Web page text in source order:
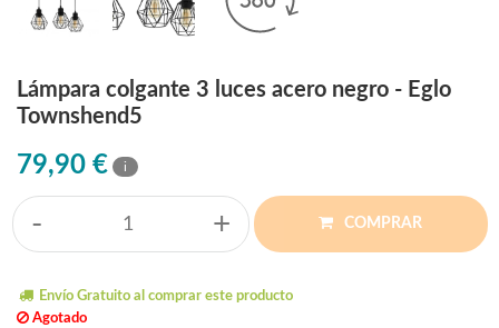
Lámpara colgante 3 luces acero negro - Eglo
Townshend5
79,90 € i
- + COMPRAR
Envío Gratuito al comprar este producto
Agotado